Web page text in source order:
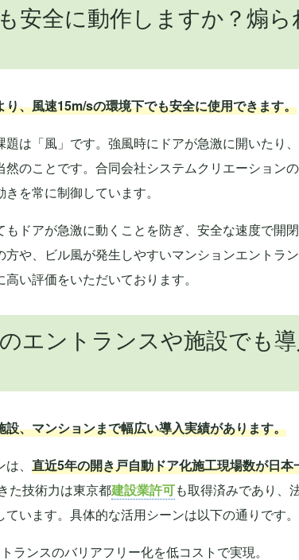
安全に動作しますか？煽ら
り、風速15m/sの環境下でも安全に使用できます。
は「風」です。強風時にドアが急激に開いたり
然のことです。合同会社システムクリエーション
を常に制御しています。
ドアが急激に動くことを防ぎ、安全な速度で開
や、ビル風が発生しやすいマンションエントラ
い評価をいただいております。
エントランスや施設でも
、マンションまで幅広い導入実績があります。
、 直近5年の開き戸自動ドア化施工現場数が日本
た技術力は東京都建設業許可も取得済みであり、
います。具体的な活用シーンは以下の通りです。
ランスのバリアフリー化を低コストで実現。